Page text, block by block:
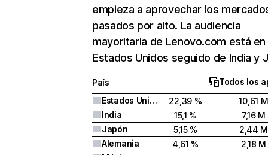
empieza a aprovechar los
pasados por alto. La audiencia
mayoritaria de Lenovo.com está en
Estados Unidos seguido de India y
País
Todos los
Estados Unidos
22,39 %
10,61 M
India
15,1 %
7,16 M
Japón
5,15 %
2,44 M
Alemania
4,61 %
2,18 M